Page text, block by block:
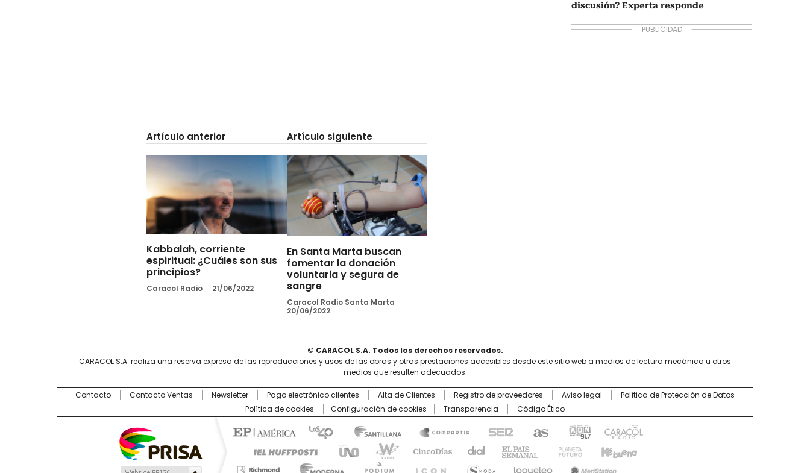
Artículo anterior
Kabbalah, corriente
espiritual: ¿Cuáles son sus
principios?
Caracol Radio 21/06/2022
Artículo siguiente
En Santa Marta buscan
fomentar la donación
voluntaria y segura de
sangre
Caracol Radio Santa Marta
20/06/2022
discusión? Experta responde
© CARACOL S.A. Todos los derechos reservados.
CARACOL S.A. realiza una reserva expresa de las reproducciones y usos de las obras y otras prestaciones accesibles desde este sitio web a medios de lectura mecánica u otros
medios que resulten adecuados.
Contacto Contacto Ventas Newsletter Pago electrónico clientes Alta de Clientes Registro de proveedores Aviso legal
Política de Protección de Datos
Política de cookies
Configuración de cookies Transparencia Código Ético